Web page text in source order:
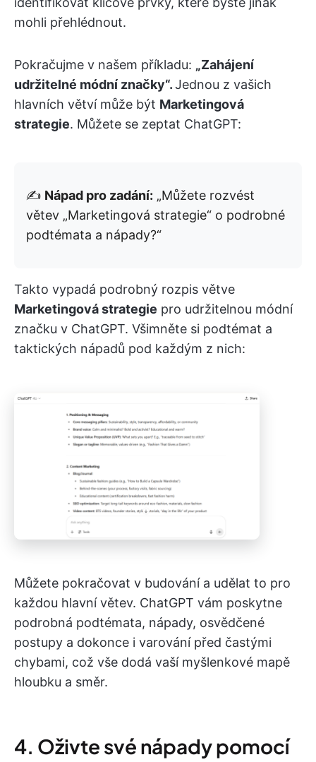
mohli přehlédnout.
Pokračujme v našem příkladu: „Zahájení
udržitelné módní značky“.Jednou z vašich
hlavních větví může být Marketingová
strategie. Můžete se zeptat ChatGPT:
✍️ Nápad pro zadání: „Můžete rozvést
větev „Marketingová strategie“ o podrobné
podtémata a nápady?“
Takto vypadá podrobný rozpis větve
Marketingová strategie pro udržitelnou módní
značku v ChatGPT. Všimněte si podtémat a
taktických nápadů pod každým z nich:
Můžete pokračovat v budování a udělat to pro
každou hlavní větev. ChatGPT vám poskytne
podrobná podtémata, nápady, osvědčené
postupy a dokonce i varování před častými
chybami, což vše dodá vaší myšlenkové mapě
hloubku a směr.
4. Oživte své nápady pomocí